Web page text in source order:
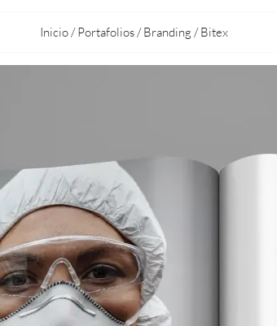
Inicio/Portafolios/Branding /Bitex